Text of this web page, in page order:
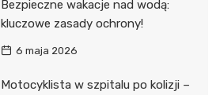
Bezpieczne wakacje nad wodą:
kluczowe zasady ochrony!
6 maja 2026
Motocyklista w szpitalu po kolizji –